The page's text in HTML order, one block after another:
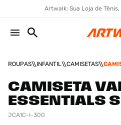
Artwalk: Sua Loja de
ROUPAS INFANTIL CAMISETAS
CAMISETA
ESSENTIALS
JCA1C-I-300